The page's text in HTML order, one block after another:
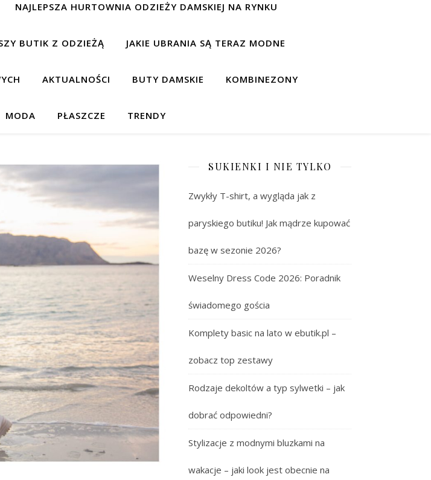
NAJLEPSZA HURTOWNIA ODZIEŻY DAMSKIEJ NA RYNKU
BUTIK Z ODZIEŻĄ JAKIE UBRANIA SĄ TERAZ MODNE
AKTUALNOŚCI BUTY DAMSKIE KOMBINEZONY
MODA PŁASZCZE TRENDY
SUKIENKI I NIE TYLKO
Zwykły T-shirt, a wygląda jak z
paryskiego butiku! Jak mądrze kupować
bazę w sezonie 2026?
Weselny Dress Code 2026: Poradnik
świadomego gościa
Komplety basic na lato w ebutik.pl –
zobacz top zestawy
Rodzaje dekoltów a typ sylwetki – jak
dobrać odpowiedni?
Stylizacje z modnymi bluzkami na
wakacje – jaki look jest obecnie na